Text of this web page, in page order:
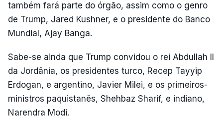
também fará parte do órgão, assim como o genro
de Trump, Jared Kushner, e o presidente do Banco
Mundial, Ajay Banga.
Sabe-se ainda que Trump convidou o rei Abdullah II
da Jordânia, os presidentes turco, Recep Tayyip
Erdogan, e argentino, Javier Milei, e os primeiros-
ministros paquistanês, Shehbaz Sharif, e indiano,
Narendra Modi.